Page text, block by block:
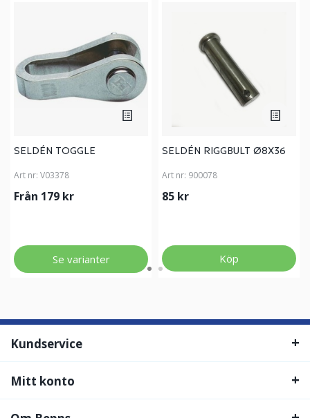
SELDÉN TOGGLE
Art nr: V03378
Från 179 kr
Se varianter
SELDÉN RIGGBULT Ø8X36
Art nr: 900078
85 kr
Köp
Kundservice
Mitt konto